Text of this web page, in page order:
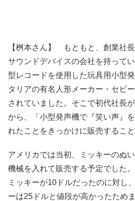
【桝本さん】 もともと、創業社
サウンドデバイスの会社を持って
型レコードを使用した玩具用小型
タリアの有名人形メーカー・セビ
されていました。そこで初代社長
から、「小型発声機で『笑い声』
れたことをきっかけに販売すること
アメリカでは当初、ミッキーのぬ
機械を入れて販売する予定でした
ミッキーが10ドルだったのに対し
ーは25ドルと値段が高かったため